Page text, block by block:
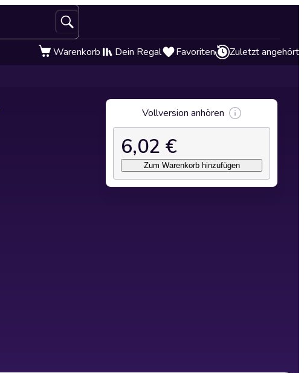
Warenkorb Dein Regal Favoriten Zuletzt angehört
Vollversion anhören
6,02 €
Zum Warenkorb hinzufügen